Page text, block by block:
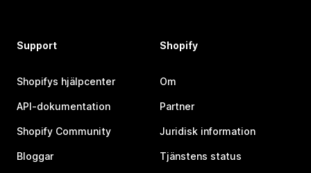
Support
Shopifys hjälpcenter
API-dokumentation
Shopify Community
Bloggar
Shopify
Om
Partner
Juridisk information
Tjänstens status